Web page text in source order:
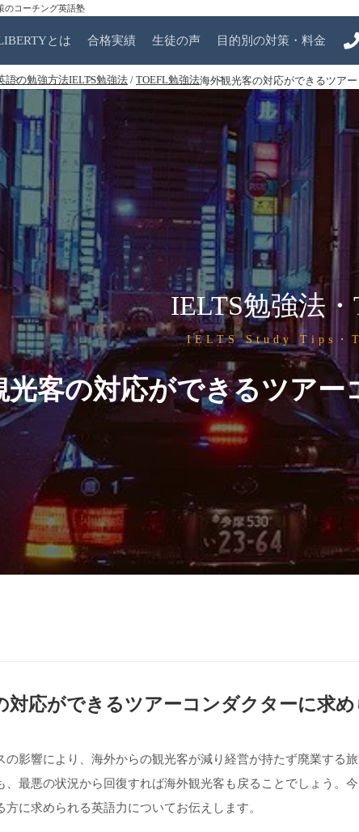
のコーチング英語塾
とは 合格実績 生徒の声 目的別の対策・料金
語の勉強方法IELTS勉強法 / TOEFL勉強法海外観光客の対応ができるツア
IELTS勉強法
IELTS Study Tips・
光客の対応ができるツア
対応ができるツアーコンダクターに求
の影響により、海外からの観光客が減り経営が持たず廃業する
、最悪の状況から回復すれば海外観光客も戻ることでしょう。
方に求められる英語力についてお伝えします。